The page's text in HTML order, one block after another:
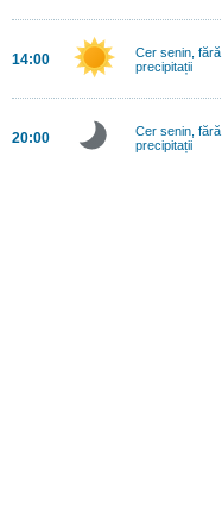
14:00
Cer senin, fără
precipitații
20:00
Cer senin, fără
precipitații